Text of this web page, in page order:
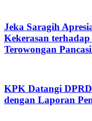
Jeka Saragih
Kekerasan
Terowongan
KPK Datangi
dengan Laporan